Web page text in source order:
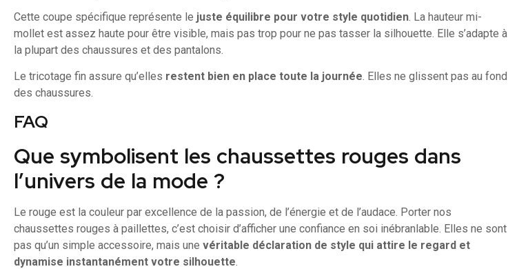
Cette coupe spécifique représente le juste équilibre pour votre style quotidien . La hauteur mi-
mollet est assez haute pour être visible, mais pas trop pour ne pas tasser la silhouette. Elle s’adapte à
la plupart des chaussures et des pantalons.
Le tricotage fin assure qu’elles restent bien en place toute la journée. Elles ne glissent pas au fond
des chaussures.
FAQ
Que symbolisent les chaussettes rouges dans
l’univers de la mode ?
Le rouge est la couleur par excellence de la passion, de l’énergie et de l’audace. Porter nos
chaussettes rouges à paillettes, c’est choisir d’afficher une confiance en soi inébranlable. Elles ne sont
pas qu’un simple accessoire, mais une véritable déclaration de style qui attire le regard et
dynamise instantanément votre silhouette